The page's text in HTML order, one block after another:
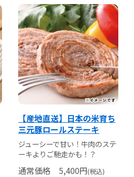
【産地直送】日本の米育ち
三元豚ロールステーキ
ジューシーで甘い！牛肉のステ
ーキよりご馳走かも！？
通常価格 5,400円(税込)